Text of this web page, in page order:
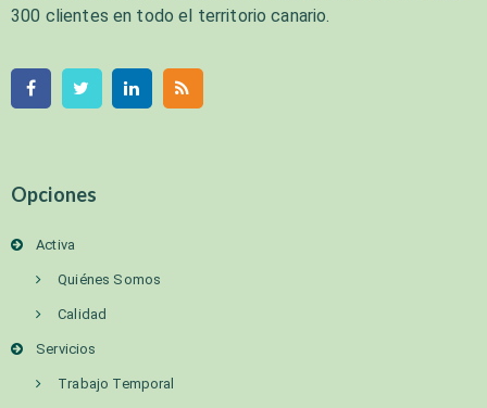
300 clientes en todo el territorio canario.
Opciones
Activa
Quiénes Somos
Calidad
Servicios
Trabajo Temporal